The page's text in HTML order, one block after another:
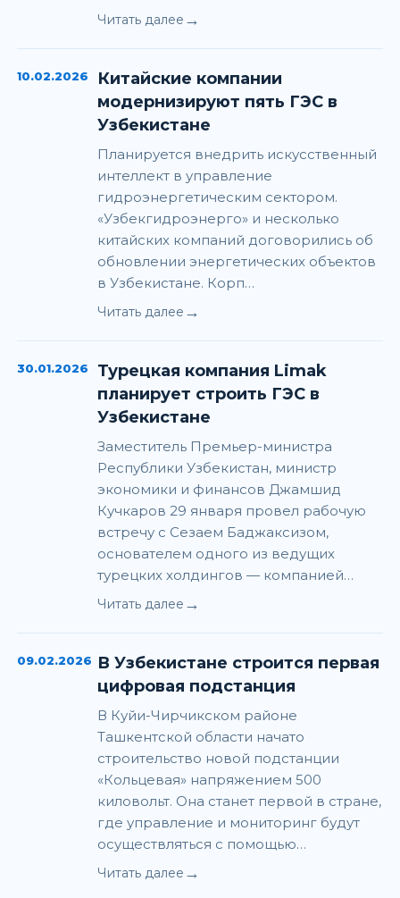
Читать далее →
10.02.2026
Китайские компании
модернизируют пять ГЭС в
Узбекистане
Планируется внедрить искусственный
интеллект в управление
гидроэнергетическим сектором.
«Узбекгидроэнерго» и несколько
китайских компаний договорились об
обновлении энергетических объектов
в Узбекистане. Корп…
Читать далее →
30.01.2026
Турецкая компания Limak
планирует строить ГЭС в
Узбекистане
Заместитель Премьер-министра
Республики Узбекистан, министр
экономики и финансов Джамшид
Кучкаров 29 января провел рабочую
встречу с Сезаем Баджаксизом,
основателем одного из ведущих
турецких холдингов — компанией…
Читать далее →
09.02.2026 В Узбекистане строится первая
цифровая подстанция
В Куйи-Чирчикском районе
Ташкентской области начато
строительство новой подстанции
«Кольцевая» напряжением 500
киловольт. Она станет первой в стране,
где управление и мониторинг будут
осуществляться с помощью…
Читать далее →